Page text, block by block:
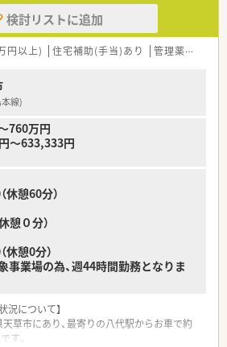
される薬局をゼロから共に作り上げ、円滑な
で周囲をリードできる方を募集していま
であり、地域に密着した薬局グループとして
ています。
店舗のペースで着実に新規出店を続けてお
性を兼ね備えた経営基盤が大きな特徴です。
ッキング支援システムを導入するなど、IT技
して安全な調剤環境の整備に努めています。
】
して年収600万円から760万円の提示が可能
を正当に評価する高待遇な案件です。
う入職を希望される方には、引越代や移動費
金まで会社側で負担することが可能です。
に向けたオープニングスタッフの募集です
自身の理想とする店舗作りが経験できます。
検討リストに追加
円以上) 住宅補助(手当)あり 管理薬剤師
線)
760万円
～633,333円
休憩60分）
憩０分）
憩0分）
事業場の為、週44時間勤務となりま
況について】
草市にあり、最寄りの八代駅からお車で約
す。